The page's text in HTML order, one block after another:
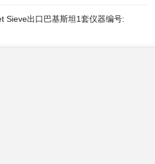
Sieve出口巴基斯坦1套仪器编号: